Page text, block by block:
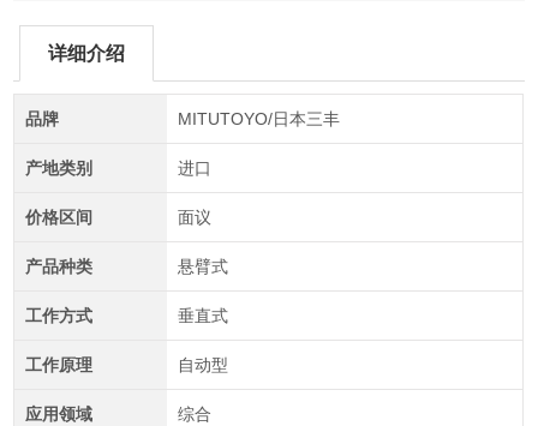
详细介绍
品牌 MITUTOYO/日本三丰
产地类别 进口
价格区间 面议
产品种类 悬臂式
工作方式 垂直式
工作原理 自动型
应用领域 综合